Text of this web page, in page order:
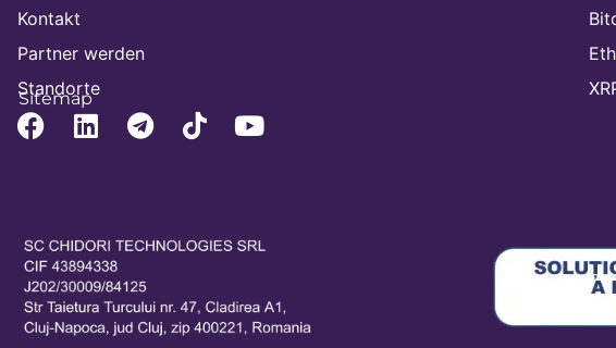
Kontakt
Partner werden
Standorte
Sitemap